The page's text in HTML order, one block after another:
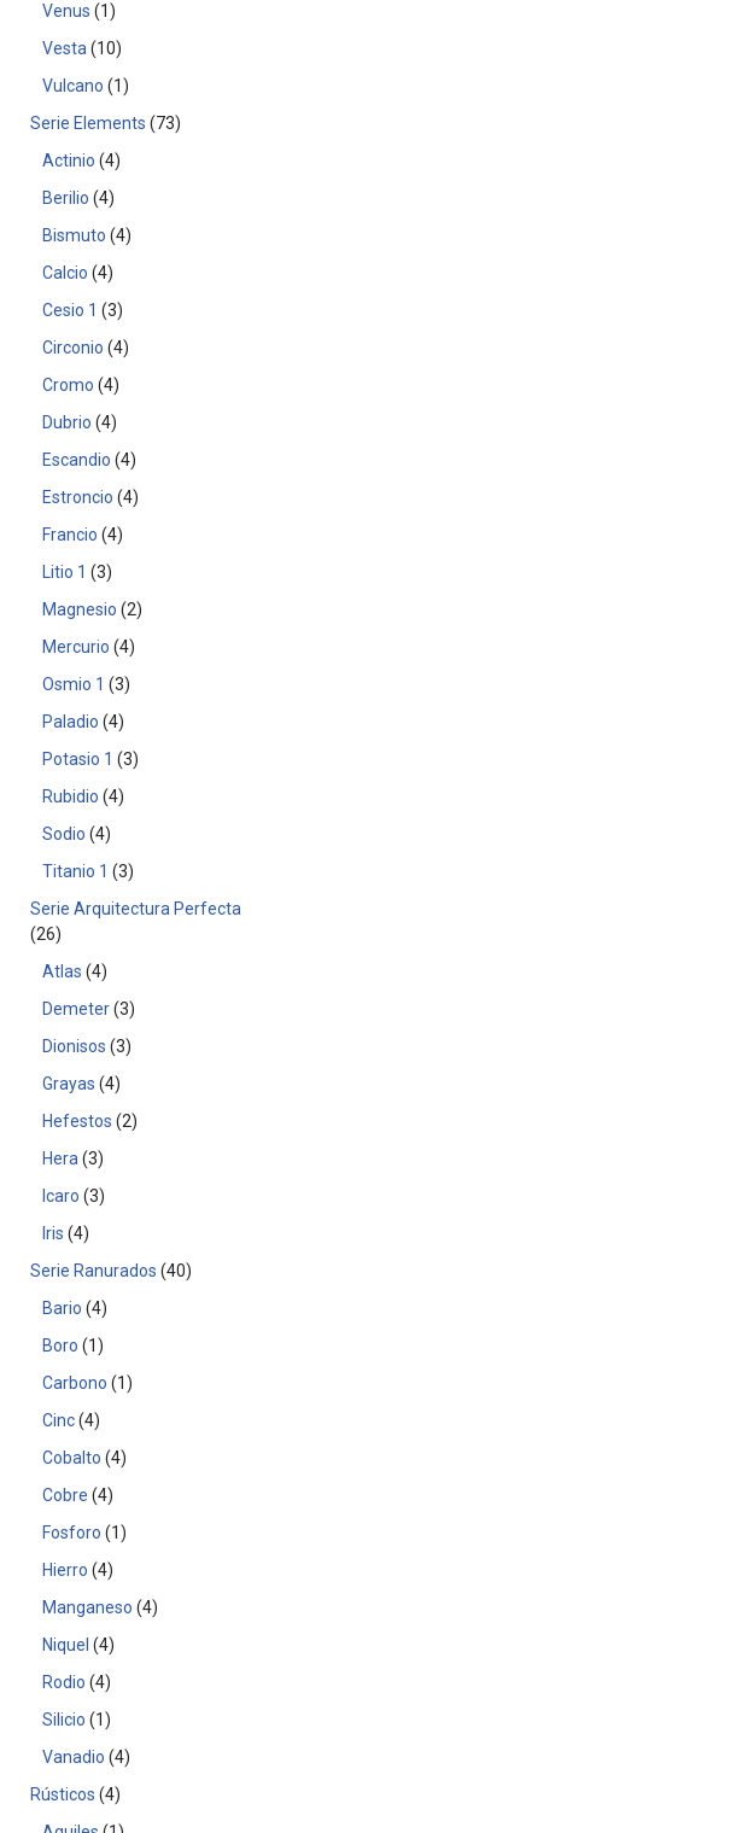
Venus
1
Vesta
10
Vulcano
1
Serie Elements
73
Actinio 4
Berilio 4
Bismuto 4
Calcio 4
Cesio 1
3
Circonio 4
Cromo 4
Dubrio 4
Escandio 4
Estroncio 4
Francio 4
Litio 1
3
Magnesio 2
Mercurio 4
Osmio 1
3
Paladio 4
Potasio 1
3
Rubidio 4
Sodio 4
Titanio 1
3
Serie Arquitectura Perfecta
26
Atlas 4
Demeter 3
Dionisos 3
Grayas 4
Hefestos 2
Hera 3
Icaro 3
Iris 4
Serie Ranurados 40
Bario 4
Boro
1
Carbono
1
Cinc 4
Cobalto 4
Cobre 4
Fosforo
1
Hierro 4
Manganeso 4
Niquel
4
Rodio 4
Silicio
1
Vanadio 4
Rústicos 4